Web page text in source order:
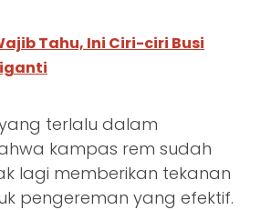
Tahu, Ini Ciri-ciri Busi
terlalu dalam
kampas rem sudah
lagi memberikan tekanan
pengereman yang efektif.